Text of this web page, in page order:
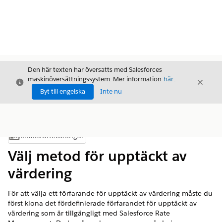
Stäng
Den här texten har översatts med Salesforces
maskinöversättningssystem. Mer information här.
Byt till engelska
Inte nu
Stäng
Visa innehållsförteckning
Innehållsförteckningar
Välj metod för upptäckt av
värdering
För att välja ett förfarande för upptäckt av värdering måste du
först klona det fördefinierade förfarandet för upptäckt av
värdering som är tillgängligt med Salesforce Rate